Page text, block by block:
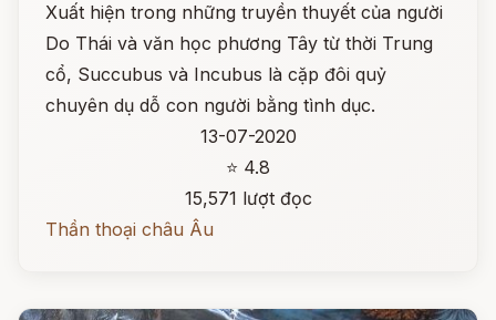
Xuất hiện trong những truyền thuyết của người
Do Thái và văn học phương Tây từ thời Trung
cổ, Succubus và Incubus là cặp đôi quỷ
chuyên dụ dỗ con người bằng tình dục.
13-07-2020
⭐ 4.8
15,571 lượt đọc
Thần thoại châu Âu